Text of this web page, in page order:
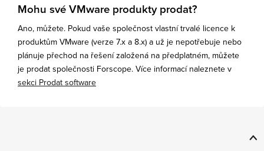
Mohu své VMware produkty prodat?
Ano, můžete. Pokud vaše společnost vlastní trvalé licence k
produktům VMware (verze 7.x a 8.x) a už je nepotřebuje nebo
plánuje přechod na řešení založená na předplatném, můžete
je prodat společnosti Forscope. Více informací naleznete v
sekci Prodat software